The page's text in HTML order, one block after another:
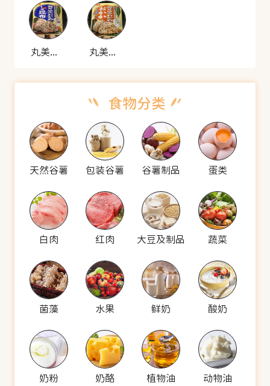
丸美屋 寿司配料 丸美屋 寿司配料
天然谷薯 包装谷薯 谷薯制品 蛋类
白肉 红肉 大豆及制品 蔬菜
菌藻 水果 鲜奶 酸奶
奶粉 奶酪 植物油 动物油